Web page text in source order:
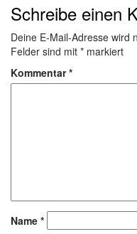
Schreibe einen
Deine E-Mail-Adresse wird
Felder sind mit * markiert
Kommentar*
Name *